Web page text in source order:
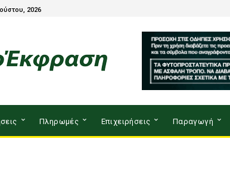
2026
Πληρωμές Επιχειρήσεις Παραγωγή